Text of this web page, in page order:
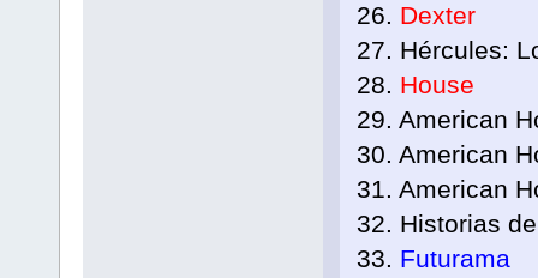
26. Dexter
27. Hércules:
28. House
29. American
30. American
31. American
32. Historias
33. Futurama